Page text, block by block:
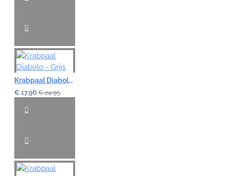
Krabpaal Diabolo - Grijs
€ 17,96 € 24,95